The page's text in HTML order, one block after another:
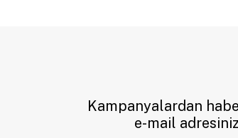
Kampanyalardan
e-mail